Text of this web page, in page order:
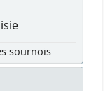
sournois